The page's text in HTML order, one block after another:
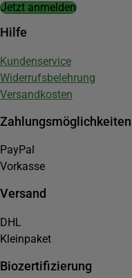
Jetzt anmelden
Hilfe
Kundenservice
Widerrufsbelehrung
Versandkosten
Zahlungsmöglichkeiten
PayPal
Vorkasse
Versand
DHL
Kleinpaket
Biozertifizierung